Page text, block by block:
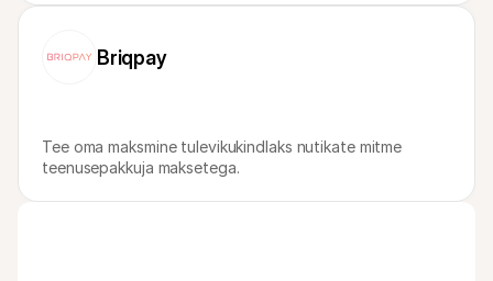
Briqpay
Tee oma maksmine tulevikukindlaks nutikate mitme
teenusepakkuja maksetega.